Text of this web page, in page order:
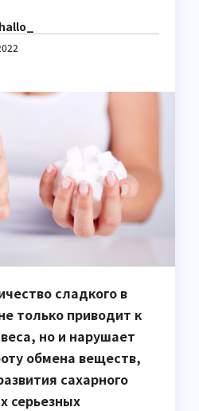
сладкого в
только приводит к
но и нарушает
обмена веществ,
сахарного
серьезных